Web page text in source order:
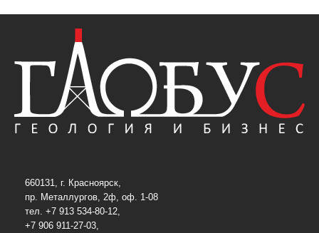
660131, г. Красноярск,
пр. Металлургов, 2ф, оф. 1-08
тел. +7 913 534-80-12,
+7 906 911-27-03,